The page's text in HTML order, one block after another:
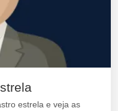
estrela e veja as